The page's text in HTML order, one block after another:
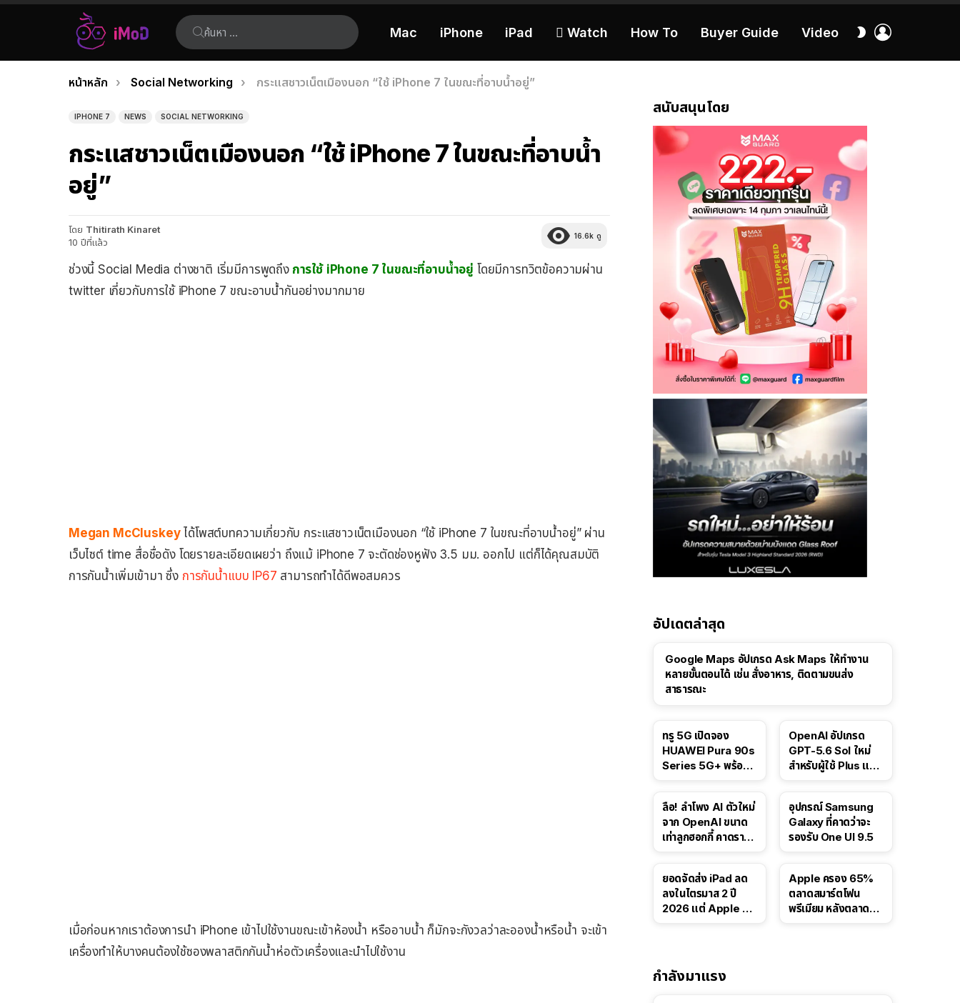
ค้นหา:
Mac iPhone iPad  Watch How To Buyer Guide Video
สลับ
เรื่อง
ล่าสุด
คุณอยู่ที่นี่:
หน้าหลัก Social Networking กระแสชาวเน็ตเมืองนอก “ใช้ iPhone 7 ในขณะที่อาบน้ำอยู่”
IPHONE 7 NEWS SOCIAL NETWORKING
กระแสชาวเน็ตเมืองนอก “ใช้ iPhone 7 ในขณะที่อาบน้ำ
อยู่”
โดย Thitirath Kinaret
10 ปีที่แล้ว
16.6k ดู
ช่วงนี้ Social Media ต่างชาติ เริ่มมีการพูดถึงการใช้ iPhone 7 ในขณะที่อาบน้ำอยู่ โดยมีการทวิตข้อความผ่าน
twitter เกี่ยวกับการใช้ iPhone 7 ขณะอาบน้ำกันอย่างมากมาย
Megan McCluskeyได้โพสต์บทความเกี่ยวกับ กระแสชาวเน็ตเมืองนอก “ใช้ iPhone 7 ในขณะที่อาบน้ำอยู่” ผ่าน
เว็บไซต์ time สื่อชื่อดัง โดยรายละเอียดเผยว่า ถึงแม้ iPhone 7 จะตัดช่องหูฟัง 3.5 มม. ออกไป แต่ก็ได้คุณสมบัติ
การกันน้ำเพิ่มเข้ามา ซึ่ง การกันน้ำแบบ IP67 สามารถทำได้ดีพอสมควร
เมื่อก่อนหากเราต้องการนำ iPhone เข้าไปใช้งานขณะเข้าห้องน้ำ หรืออาบน้ำ ก็มักจะกังวลว่าละอองน้ำหรือน้ำ จะเข้า
เครื่องทำให้บางคนต้องใช้ซองพลาสติกกันน้ำห่อตัวเครื่องและนำไปใช้งาน
สนับสนุนโดย
อัปเดตล่าสุด
Google Maps อัปเกรด Ask Maps ให้ทำงาน
หลายขั้นตอนได้ เช่น สั่งอาหาร, ติดตามขนส่ง
สาธารณะ
ทรู 5G เปิดจอง
HUAWEI Pura 90s
Series 5G+ พร้อม
OpenAI อัปเกรด
GPT-5.6 Sol ใหม่
สำหรับผู้ใช้ Plus และ
ลือ! ลำโพง AI ตัวใหม่
จาก OpenAI ขนาด
เท่าลูกฮอกกี้ คาดราคา
อุปกรณ์ Samsung
Galaxy ที่คาดว่าจะ
รองรับ One UI 9.5
ยอดจัดส่ง iPad ลด
ลงในไตรมาส 2 ปี
2026 แต่ Apple ยัง
Apple ครอง 65%
ตลาดสมาร์ตโฟน
พรีเมียม หลังตลาดทำ
กำลังมาแรง